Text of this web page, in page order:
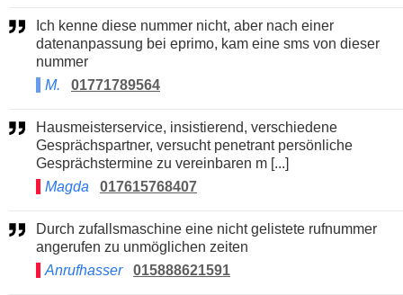
datenanpassung bei eprimo, kam eine sms von dieser
nummer
M.
01771789564
Hausmeisterservice, insistierend, verschiedene
Gesprächspartner, versucht penetrant persönliche
Gesprächstermine zu vereinbaren m [...]
Magda
017615768407
Durch zufallsmaschine eine nicht gelistete rufnummer
angerufen zu unmöglichen zeiten
Anrufhasser
015888621591